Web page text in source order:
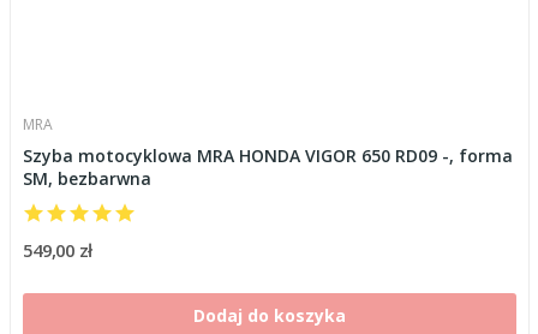
MRA
Szyba motocyklowa MRA HONDA VIGOR 650 RD09 -, forma
SM, bezbarwna
549,00 zł
Dodaj do koszyka